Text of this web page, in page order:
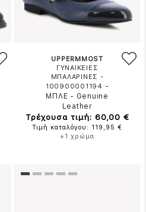
UPPERMMOST
ΓΥΝΑΙΚΕΙΕΣ
ΜΠΑΛΑΡΙΝΕΣ -
100900001194 -
ΜΠΛΕ - Genuine
Leather
Τρέχουσα τιμή: 60,00 €
Τιμή καταλόγου: 119,95 €
+1 χρώμα